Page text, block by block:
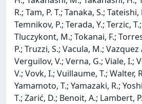
R.; Tam, P. T.; Tanaka, S.; Tateishi,
Temnikov, P.; Terada, Y.; Terzic,
Tluczykont, M.; Tokanai, F.;
P.; Truzzi, S.; Vacula, M.;
Verguilov, V.; Verna, G.; Viale, I.;
V.; Vovk, I.; Vuillaume, T.; Walter,
Yamamoto, T.; Yamazaki, R.;
T.; Zarić, D.; Benoit, A.; Lambert, P.